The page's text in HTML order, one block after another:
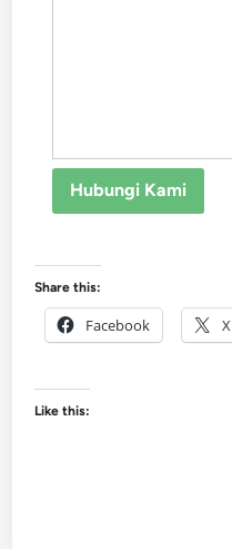
Hubungi Kami
Share this:
Facebook X
Like this: